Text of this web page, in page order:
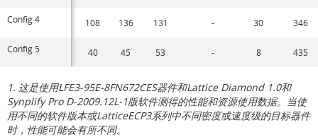
Config 4 108 136 131 - 30 346
Config 5 40 45 53 - 8 435
1. 这是使用LFE3-95E-8FN672CES器件和Lattice Diamond 1.0和
Synplify Pro D-2009.12L-1版软件测得的性能和资源使用数据。当使
用不同的软件版本或LatticeECP3系列中不同密度或速度级的目标器件
时，性能可能会有所不同。